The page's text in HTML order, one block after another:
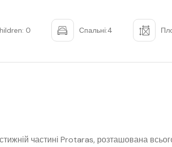
0 Спальні:4
частині Protaras, розташована